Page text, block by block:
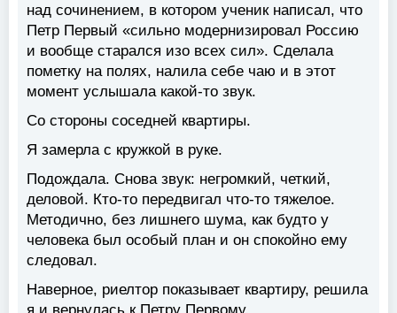
над сочинением, в котором ученик написал, что
Петр Первый «сильно модернизировал Россию
и вообще старался изо всех сил». Сделала
пометку на полях, налила себе чаю и в этот
момент услышала какой-то звук.
Со стороны соседней квартиры.
Я замерла с кружкой в руке.
Подождала. Снова звук: негромкий, четкий,
деловой. Кто-то передвигал что-то тяжелое.
Методично, без лишнего шума, как будто у
человека был особый план и он спокойно ему
следовал.
Наверное, риелтор показывает квартиру, решила